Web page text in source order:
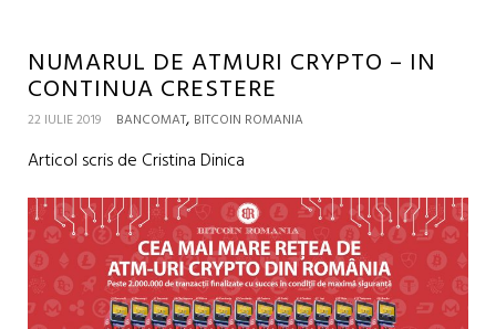
NUMARUL DE ATMURI CRYPTO – IN
CONTINUA CRESTERE
22 IULIE 2019 BANCOMAT, BITCOIN ROMANIA
Articol scris de Cristina Dinica